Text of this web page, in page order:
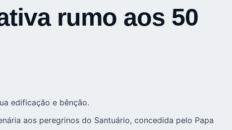
rumo aos 50
edificação e bênção.
aos peregrinos do Santuário, concedida pelo Papa